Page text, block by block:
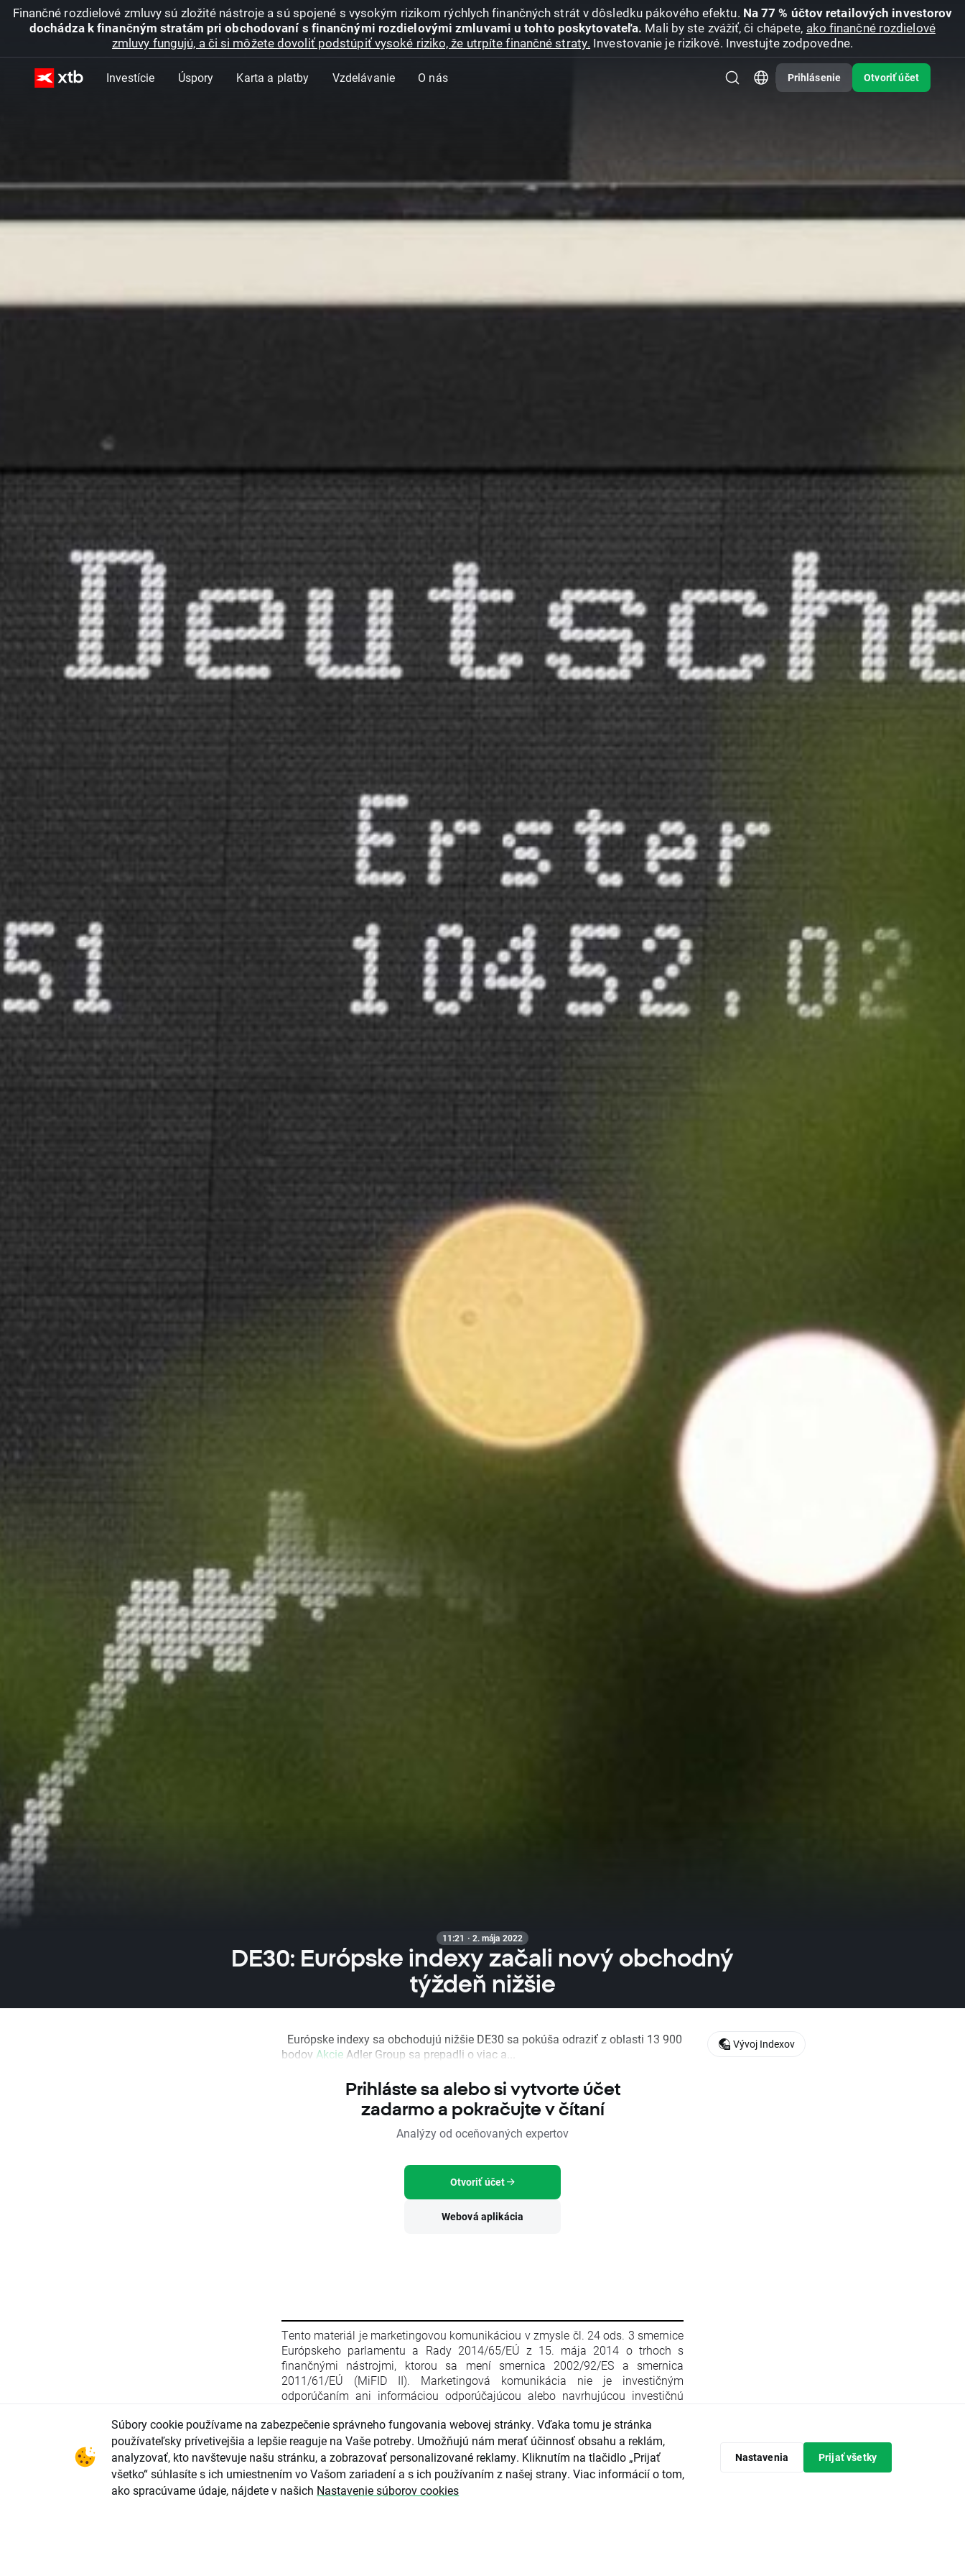
Finančné rozdielové zmluvy sú zložité nástroje a sú spojené s vysokým rizikom rýchlych finančných strát v dôsledku pákového efektu. Na 77 % účtov retailových investorov
dochádza k finančným stratám pri obchodovaní s finančnými rozdielovými zmluvami u tohto poskytovateľa. Mali by ste zvážiť, či chápete, ako finančné rozdielové
zmluvy fungujú, a či si môžete dovoliť podstúpiť vysoké riziko, že utrpíte finančné straty. Investovanie je rizikové. Investujte zodpovedne.
Investície Úspory Karta a platby Vzdelávanie O nás Prihlásenie Otvoriť účet
11:21 · 2. mája 2022
DE30: Európske indexy začali nový obchodný
týždeň nižšie
Európske indexy sa obchodujú nižšie DE30 sa pokúša odraziť z oblasti 13 900
bodov Akcie Adler Group sa prepadli o viac a...
Prihláste sa alebo si vytvorte účet
zadarmo a pokračujte v čítaní
Analýzy od oceňovaných expertov
Otvoriť účet
Webová aplikácia
Tento materiál je marketingovou komunikáciou v zmysle čl. 24 ods. 3 smernice
Európskeho parlamentu a Rady 2014/65/EÚ z 15. mája 2014 o trhoch s
finančnými nástrojmi, ktorou sa mení smernica 2002/92/ES a smernica
2011/61/EÚ (MiFID II). Marketingová komunikácia nie je investičným
odporúčaním ani informáciou odporúčajúcou alebo navrhujúcou investičnú
zo 16. apríla 2014 o zneužívaní trhu (nariadenie o zneužívaní trhu) a o zrušení
smernice Európskeho parlamentu a Rady 2003/6/ES a smerníc Komisie
2003/124/ES, 2003/125/ES a 2004/72/ES a delegovaného nariadenia Komisie
(EÚ) 2016/958 z 9. marca 2016, ktorým sa dopĺňa nariadenie Európskeho
parlamentu a Rady (EÚ) č. 596/2014, pokiaľ ide o regulačné technické predpisy
upravujúce technické opatrenia na objektívnu prezentáciu investičných
Vývoj Indexov
Súbory cookie používame na zabezpečenie správneho fungovania webovej stránky. Vďaka tomu je stránka
používateľsky prívetivejšia a lepšie reaguje na Vaše potreby. Umožňujú nám merať účinnosť obsahu a reklám,
analyzovať, kto navštevuje našu stránku, a zobrazovať personalizované reklamy. Kliknutím na tlačidlo „Prijať
všetko“ súhlasíte s ich umiestnením vo Vašom zariadení a s ich používaním z našej strany. Viac informácií o tom,
ako spracúvame údaje, nájdete v našich Nastavenie súborov cookies
Nastavenia Prijať všetky